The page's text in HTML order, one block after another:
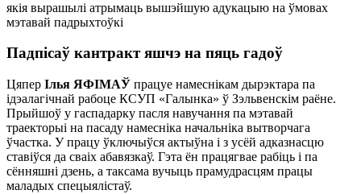
Падпісаў кантракт яшчэ на пяць гадоў
Цяпер Ілья ЯФІМАЎ працуе намеснікам дырэктара па
ідэалагічнай рабоце КСУП «Галынка» ў Зэльвенскім раёне.
Прыйшоў у гаспадарку пасля навучання па мэтавай
траекторыі на пасаду намесніка начальніка вытворчага
ўчастка. У працу ўключыўся актыўна і з усёй адказнасцю
ставіўся да сваіх абавязкаў. Гэта ён працягвае рабіць і па
сённяшні дзень, а таксама вучыць прамудрасцям працы
маладых спецыялістаў.